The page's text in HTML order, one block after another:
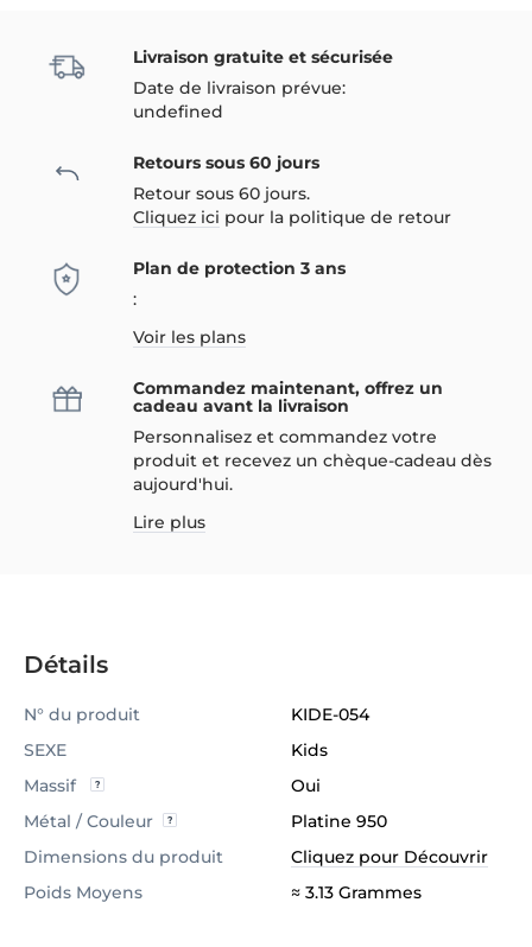
Livraison gratuite et sécurisée
Date de livraison prévue:
undefined
Retours sous 60 jours
Retour sous 60 jours.
Cliquez ici pour la politique de retour
Plan de protection 3 ans
:
Voir les plans
Commandez maintenant, offrez un
cadeau avant la livraison
Personnalisez et commandez votre
produit et recevez un chèque-cadeau dès
aujourd'hui.
Lire plus
Détails
N° du produit
KIDE-054
SEXE
Kids
Massif
Oui
Métal / Couleur
Platine 950
Dimensions du produit
Cliquez pour Découvrir
Poids Moyens
≈ 3.13 Grammes